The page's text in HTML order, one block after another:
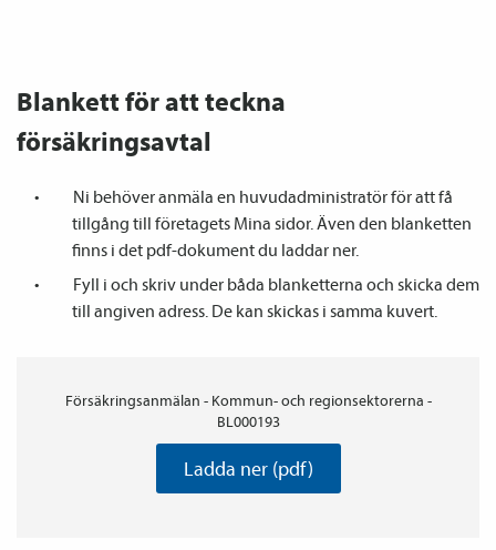
Blankett för att teckna
försäkringsavtal
Ni behöver anmäla en huvudadministratör för att få
tillgång till företagets Mina sidor. Även den blanketten
finns i det pdf-dokument du laddar ner.
Fyll i och skriv under båda blanketterna och skicka dem
till angiven adress. De kan skickas i samma kuvert.
Försäkringsanmälan - Kommun- och regionsektorerna -
BL000193
Ladda ner (pdf)